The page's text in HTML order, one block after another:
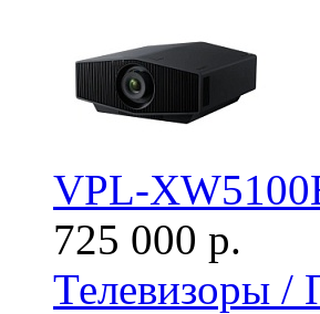
VPL-
725 000 р.
Телевизоры /